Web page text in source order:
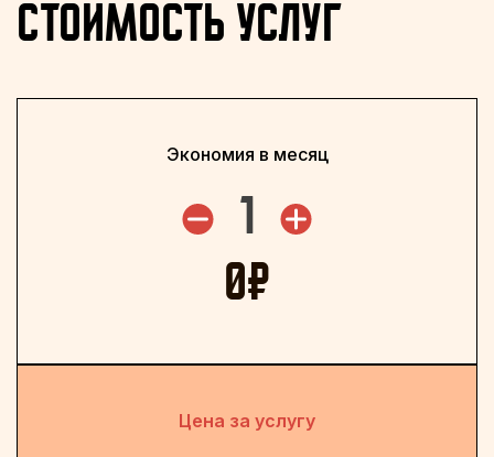
Стоимость услуг
Экономия в месяц
1
0₽
Цена за услугу